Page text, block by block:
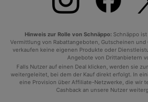
Hinweis zur Rolle von Schnäppo: Schnäppo
Vermittlung von Rabattangeboten, Gutscheinen und
verkaufen keine eigenen Produkte oder
Angebote von Drittanbietern
Falls Nutzer auf einen Deal klicken, werden sie
weitergeleitet, bei dem der Kauf direkt erfolgt. In
eine Provision über Affiliate-Netzwerke, die wir
Cashback an unsere Nutzer